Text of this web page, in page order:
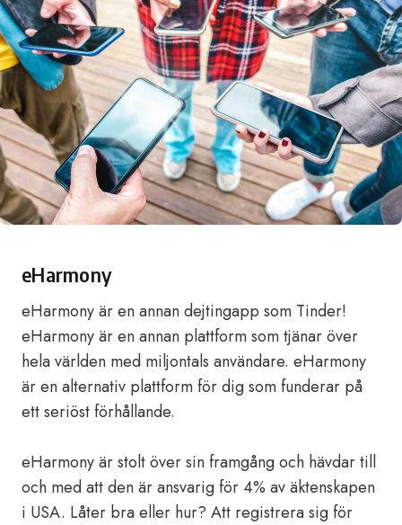
eHarmony
eHarmony är en annan dejtingapp som Tinder!
eHarmony är en annan plattform som tjänar över
hela världen med miljontals användare. eHarmony
är en alternativ plattform för dig som funderar på
ett seriöst förhållande.
eHarmony är stolt över sin framgång och hävdar till
och med att den är ansvarig för 4% av äktenskapen
i USA. Låter bra eller hur? Att registrera sig för